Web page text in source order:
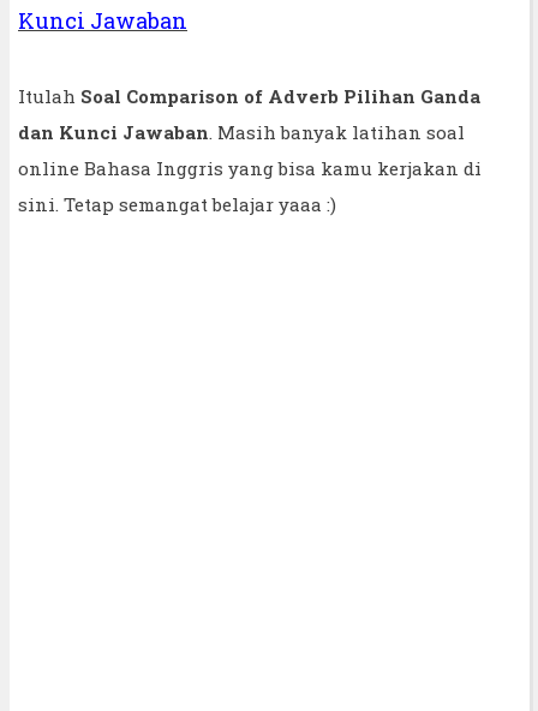
Kunci Jawaban
Itulah Soal Comparison of Adverb Pilihan Ganda
dan Kunci Jawaban . Masih banyak latihan soal
online Bahasa Inggris yang bisa kamu kerjakan di
sini. Tetap semangat belajar yaaa :)